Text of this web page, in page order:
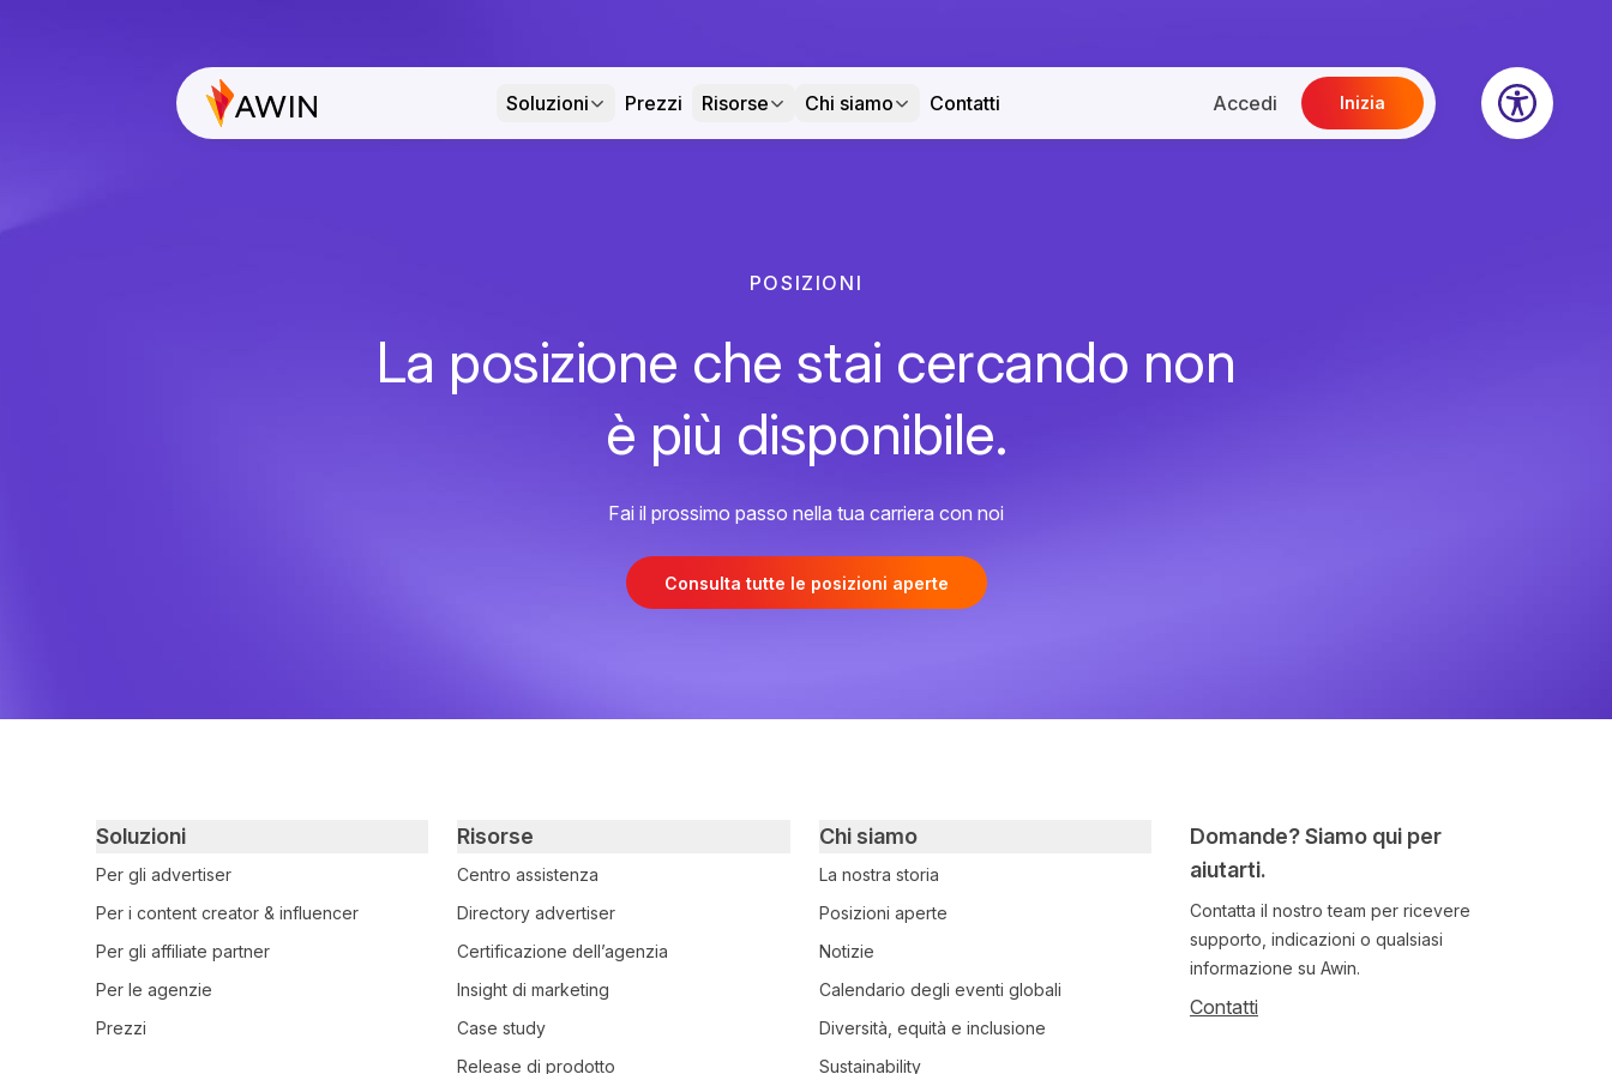
Soluzioni Prezzi Risorse Chi siamo Contatti Accedi Inizia
POSIZIONI
La posizione che stai cercando non
è più disponibile.
Fai il prossimo passo nella tua carriera con noi
Consulta tutte le posizioni aperte
Domande? Siamo qui per
aiutarti.
Contatta il nostro team per ricevere
supporto, indicazioni o qualsiasi
informazione su Awin.
Contatti
Primary footer navigation
Soluzioni
Per gli advertiser
Per i content creator & influencer
Per gli affiliate partner
Per le agenzie
Prezzi
Risorse
Centro assistenza
Directory advertiser
Certificazione dell’agenzia
Insight di marketing
Case study
Release di prodotto
Chi siamo
La nostra storia
Posizioni aperte
Notizie
Calendario degli eventi globali
Diversità, equità e inclusione
Sustainability